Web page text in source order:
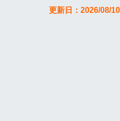
更新日：2026/08/10